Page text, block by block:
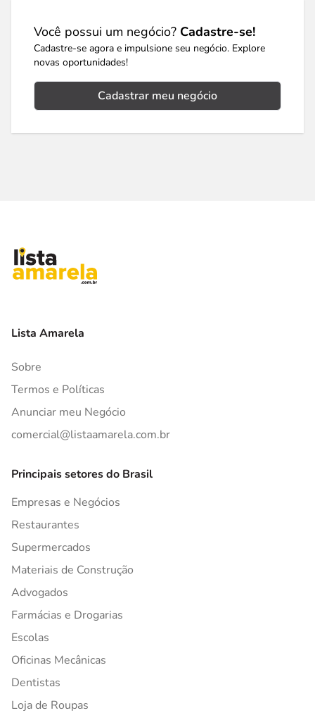
Você possui um negócio? Cadastre-se!
Cadastre-se agora e impulsione seu negócio. Explore
novas oportunidades!
Cadastrar meu negócio
Lista Amarela
Sobre
Termos e Políticas
Anunciar meu Negócio
comercial@listaamarela.com.br
Principais setores do Brasil
Empresas e Negócios
Restaurantes
Supermercados
Materiais de Construção
Advogados
Farmácias e Drogarias
Escolas
Oficinas Mecânicas
Dentistas
Loja de Roupas